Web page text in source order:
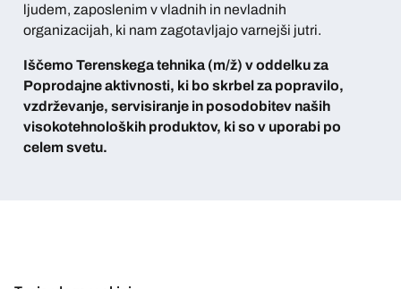
ljudem, zaposlenim v vladnih in nevladnih
organizacijah, ki nam zagotavljajo varnejši jutri.
Iščemo Terenskega tehnika (m/ž) v oddelku za
Poprodajne aktivnosti, ki bo skrbel za popravilo,
vzdrževanje, servisiranje in posodobitev naših
visokotehnoloških produktov, ki so v uporabi po
celem svetu.